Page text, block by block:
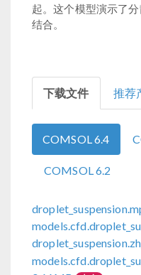
起。这个模型演示了
结合。
下载文件 推荐
COMSOL 6.4
COMSOL 6.2